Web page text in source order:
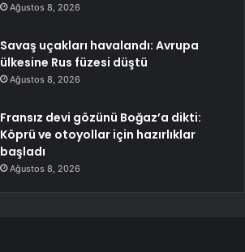
Ağustos 8, 2026
Savaş uçakları havalandı: Avrupa
ülkesine Rus füzesi düştü
Ağustos 8, 2026
Fransız devi gözünü Boğaz’a dikti:
Köprü ve otoyollar için hazırlıklar
başladı
Ağustos 8, 2026